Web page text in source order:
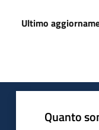
Ultimo
Quanto